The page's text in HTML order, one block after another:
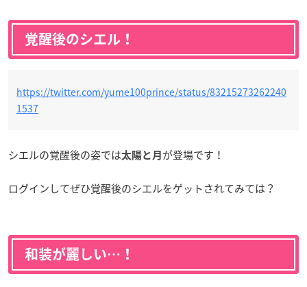
覚醒後のシエル！
https://twitter.com/yume100prince/status/83215273262240
1537
シエルの覚醒後の姿では太陽と月 が登場です！
ログインしてぜひ覚醒後のシエルをゲットされてみては？
和装が麗しい…！